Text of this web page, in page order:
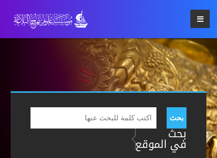
بحث
بحث
في الموقع